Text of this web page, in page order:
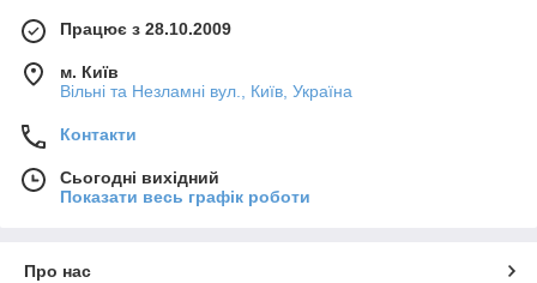
Працює з 28.10.2009
м. Київ
Вільні та Незламні вул., Київ, Україна
Контакти
Сьогодні вихідний
Показати весь графік роботи
Про нас